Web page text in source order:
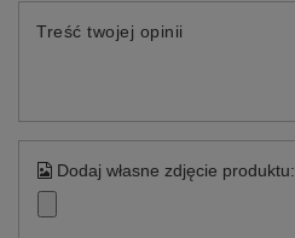
Treść twojej opinii
Dodaj własne zdjęcie produktu: